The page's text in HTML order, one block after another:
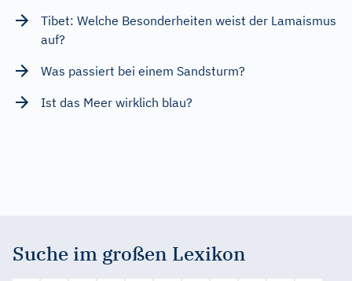
Tibet: Welche Besonderheiten weist der Lamaismus
auf?
Was passiert bei einem Sandsturm?
Ist das Meer wirklich blau?
Suche im großen Lexikon